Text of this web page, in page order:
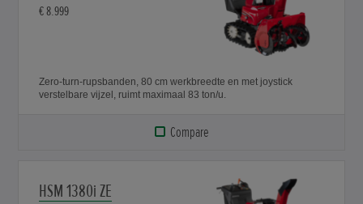
€ 8.999
Zero-turn-rupsbanden, 80 cm werkbreedte en met joystick
verstelbare vijzel, ruimt maximaal 83 ton/u.
Compare
HSM 1380i ZE